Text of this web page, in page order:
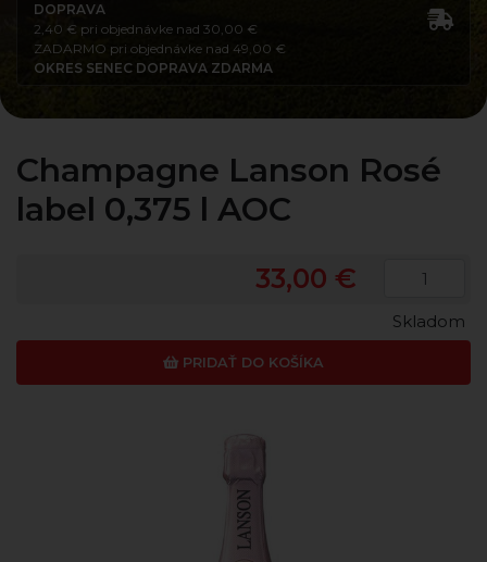
DOPRAVA
2,40 € pri objednávke nad 30,00 €
ZADARMO pri objednávke nad 49,00 €
OKRES SENEC DOPRAVA ZDARMA
Champagne Lanson Rosé
label 0,375 l AOC
33,00 €
PRIDAŤ DO KOŠÍKA
Skladom